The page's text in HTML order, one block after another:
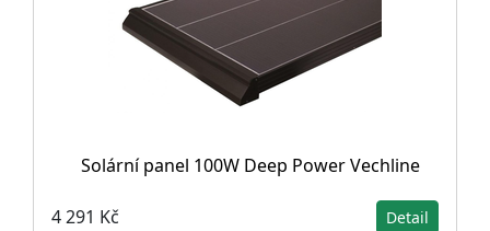
Solární panel 100W Deep Power Vechline
4 291 Kč Detail